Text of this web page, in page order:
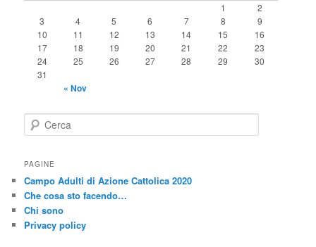
1
2
3
4 5 6 7 8
9
10
11 12 13 14 15
16
17
18 19 20 21 22
23
24
25 26 27 28 29
30
31
« Nov
e
c
PAGINE
Campo Adulti di Azione Cattolica 2020
Che cosa sto facendo…
Chi sono
Privacy policy